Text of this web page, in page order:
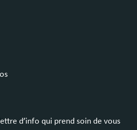
d’info qui prend soin de vous